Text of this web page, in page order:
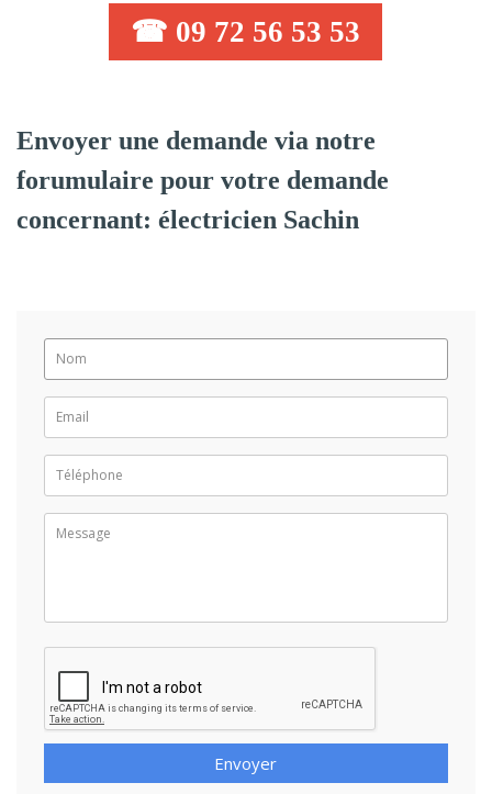
☎ 09 72 56 53 53
Envoyer une demande via notre
forumulaire pour votre demande
concernant: électricien Sachin
Envoyer